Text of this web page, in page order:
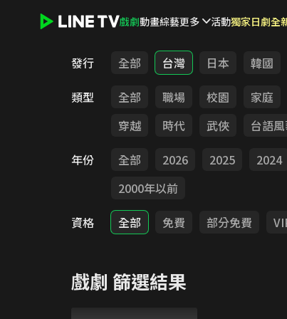
戲劇動畫綜藝更多 活動獨家日劇全
發行 全部 台灣 日本 韓國
類型
全部 職場 校園 家庭
穿越
時代 武俠 台語
年份
全部 2026 2025 2024
2000年以前
資格
全部 免費 部分免費
戲劇 篩選結果